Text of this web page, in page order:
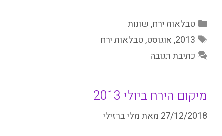
קטגוריות
טבלאות ירח,שונות
תגיות
2013
,אוגוסט,טבלאות ירח
כתיבת תגובה
מיקום הירח ביולי 2013
27/12/2018 מאתמלי ברזילי